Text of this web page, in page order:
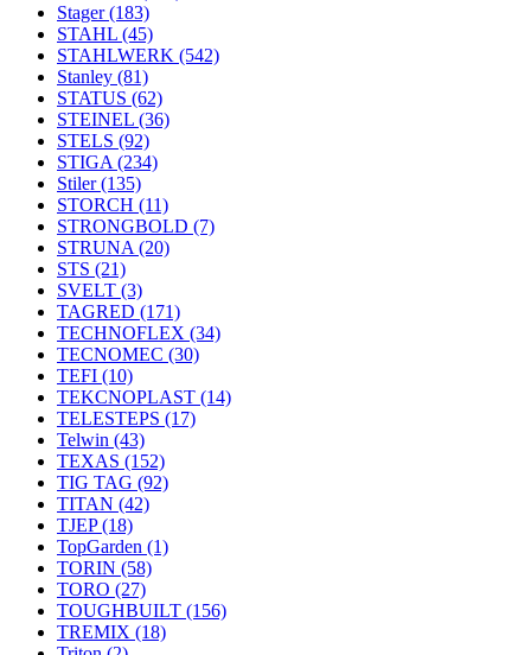
Stager(183)
STAHL (45)
STAHLWERK (542)
Stanley (81)
STATUS (62)
STEINEL (36)
STELS (92)
STIGA (234)
Stiler(135)
STORCH (11)
STRONGBOLD (7)
STRUNA (20)
STS (21)
SVELT (3)
TAGRED (171)
TECHNOFLEX (34)
TECNOMEC (30)
TEFI (10)
TEKCNOPLAST (14)
TELESTEPS (17)
Telwin (43)
TEXAS (152)
TIG TAG (92)
TITAN (42)
TJEP(18)
TopGarden (1)
TORIN (58)
TORO (27)
TOUGHBUILT (156)
TREMIX (18)